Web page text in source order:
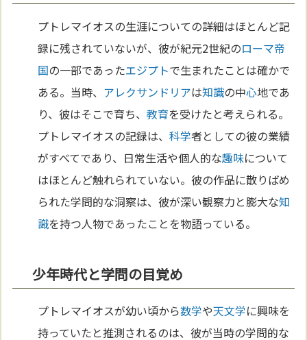
プトレマイオスの生涯についての詳細はほとんど記
録に残されていないが、彼が紀元2世紀のローマ帝
国の一部であったエジプトで生まれたことは確かで
ある。当時、 アレクサンドリアは知識の中心地であ
り、彼はそこで育ち、教育を受けたと考えられる。
プトレマイオスの記録は、科学者としての彼の業績
がすべてであり、日常生活や個人的な趣味について
はほとんど触れられていない。彼の作品に散りばめ
られた学問的な洞察は、彼が深い観察力と膨大な知
識を持つ人物であったことを物語っている。
少年時代と学問の目覚め
プトレマイオスが幼い頃から数学や天文学に興味を
持っていたと推測されるのは、彼が当時の学問的な